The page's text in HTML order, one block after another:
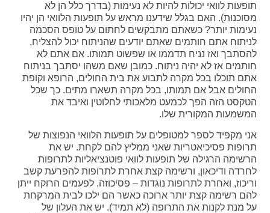
תופעות לוואי יכולות להיות לא נעימות (בדרך כלל הן לא
מסוכנות). האם בגלל שידענו מראש על תופעות הלוואי הן יהיו
נעימות יותר? כשאתם מתבקשים לחתום על טופס הסכמה
לניתוח אתם חותמים שאתם יודעים שהניתוח יכול להצליח,
להסתבך ואז נניח תדממו או שפשוט תמותו. אם אתם לא
חותמים אז לא יהיה ניתוח. כמובן שאם משהו יסתבך בניתוח
אתם תוכלו בכל מקרה לתבוע את בית החולים, הרופא וקופת
החולים אבל אם תמותו, בכל מקרה תשארו מתים. כך שכל
הטקסט הזה הפך לכמעט מלאכותי לחלוטין ואיבד את
המשמעות המקורית שלו.
אני מקפיד לספר למטופלים על תופעות הלוואי הנפוצות של
תרופות פסיכיאטריות שאני ממליץ להם לקחת. יש את
הרשימה הרגילה של תופעות לוואי פוטנציאליות לתרופות
לחרדה ודיכאון, ורשימה קצת אחרת לתרופות להפרעת קשב
וריכוז, ואחרת לתרופות נוגדות – פסיכוזה. לפעמים הרוקח ייתן
להם רשימה קצת יותר ארוכה כאשר הם ילכו לבית המרקחת
על מנת לקנות את התרופה (לא תמיד). יש את העלון של